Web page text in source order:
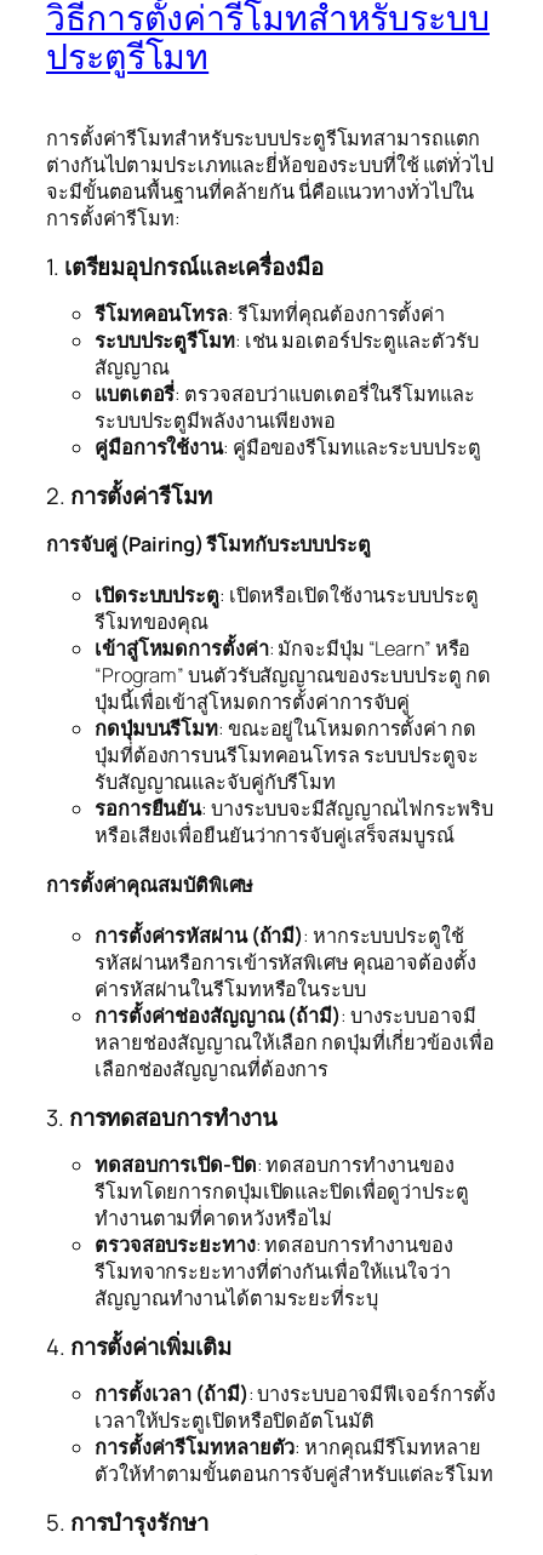
วิธีการตั้งค่ารีโมทสำหรับระบบ
ประตูรีโมท
การตั้งค่ารีโมทสำหรับระบบประตูรีโมทสามารถแตก
ต่างกันไปตามประเภทและยี่ห้อของระบบที่ใช้ แต่ทั่วไป
จะมีขั้นตอนพื้นฐานที่คล้ายกัน นี่คือแนวทางทั่วไปใน
การตั้งค่ารีโมท:
1. เตรียมอุปกรณ์และเครื่องมือ
รีโมทคอนโทรล: รีโมทที่คุณต้องการตั้งค่า
ระบบประตูรีโมท: เช่น มอเตอร์ประตูและตัวรับ
สัญญาณ
แบตเตอรี่: ตรวจสอบว่าแบตเตอรี่ในรีโมทและ
ระบบประตูมีพลังงานเพียงพอ
คู่มือการใช้งาน: คู่มือของรีโมทและระบบประตู
2. การตั้งค่ารีโมท
การจับคู่ (Pairing) รีโมทกับระบบประตู
เปิดระบบประตู: เปิดหรือเปิดใช้งานระบบประตู
รีโมทของคุณ
เข้าสู่โหมดการตั้งค่า: มักจะมีปุ่ม “Learn” หรือ
“Program” บนตัวรับสัญญาณของระบบประตู กด
ปุ่มนี้เพื่อเข้าสู่โหมดการตั้งค่าการจับคู่
กดปุ่มบนรีโมท: ขณะอยู่ในโหมดการตั้งค่า กด
ปุ่มที่ต้องการบนรีโมทคอนโทรล ระบบประตูจะ
รับสัญญาณและจับคู่กับรีโมท
รอการยืนยัน: บางระบบจะมีสัญญาณไฟกระพริบ
หรือเสียงเพื่อยืนยันว่าการจับคู่เสร็จสมบูรณ์
การตั้งค่าคุณสมบัติพิเศษ
การตั้งค่ารหัสผ่าน (ถ้ามี): หากระบบประตูใช้
รหัสผ่านหรือการเข้ารหัสพิเศษ คุณอาจต้องตั้ง
ค่ารหัสผ่านในรีโมทหรือในระบบ
การตั้งค่าช่องสัญญาณ (ถ้ามี): บางระบบอาจมี
หลายช่องสัญญาณให้เลือก กดปุ่มที่เกี่ยวข้องเพื่อ
เลือกช่องสัญญาณที่ต้องการ
3. การทดสอบการทำงาน
ทดสอบการเปิด-ปิด: ทดสอบการทำงานของ
รีโมทโดยการกดปุ่มเปิดและปิดเพื่อดูว่าประตู
ทำงานตามที่คาดหวังหรือไม่
ตรวจสอบระยะทาง: ทดสอบการทำงานของ
รีโมทจากระยะทางที่ต่างกันเพื่อให้แน่ใจว่า
สัญญาณทำงานได้ตามระยะที่ระบุ
4. การตั้งค่าเพิ่มเติม
การตั้งเวลา (ถ้ามี): บางระบบอาจมีฟีเจอร์การตั้ง
เวลาให้ประตูเปิดหรือปิดอัตโนมัติ
การตั้งค่ารีโมทหลายตัว: หากคุณมีรีโมทหลาย
ตัวให้ทำตามขั้นตอนการจับคู่สำหรับแต่ละรีโมท
5. การบำรุงรักษา